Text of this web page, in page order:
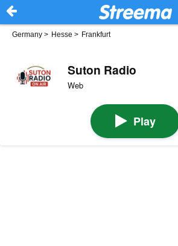
Germany > Hesse > Frankfurt
Suton Radio
Web
Play